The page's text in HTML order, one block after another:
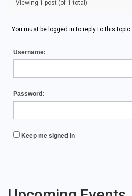
Viewing 1 post (of 1 total)
You must be logged in to reply to this topic.
Username:
Password:
Keep me signed in